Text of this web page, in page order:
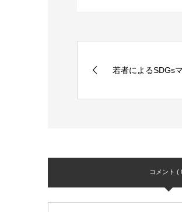
若者によるSDGs
コメント (